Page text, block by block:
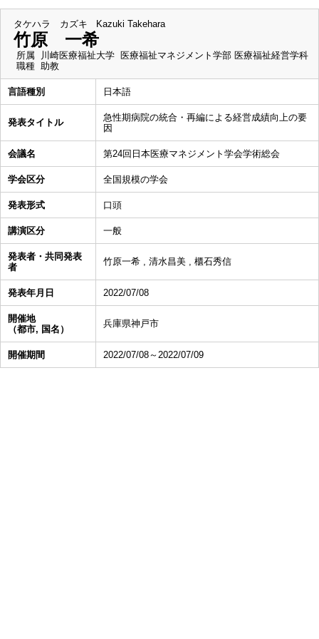
タケハラ カズキ Kazuki Takehara
竹原 一希
所属
川崎医療福祉大学 医療福祉マネジメント学部 医療福祉経営学科
職種 助教
言語種別 日本語
発表タイトル
急性期病院の統合・再編による経営成績向上の要
因
会議名 第24回日本医療マネジメント学会学術総会
学会区分 全国規模の学会
発表形式 口頭
講演区分 一般
発表者・共同発表
者
竹原一希 , 清水昌美 , 櫃石秀信
発表年月日 2022/07/08
開催地
（都市, 国名）
兵庫県神戸市
開催期間 2022/07/08～2022/07/09